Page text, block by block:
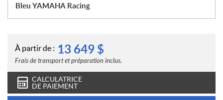
Bleu YAMAHA Racing
À partir de : 13 649 $
Frais de transport et préparation inclus.
CALCULATRICE
DE PAIEMENT